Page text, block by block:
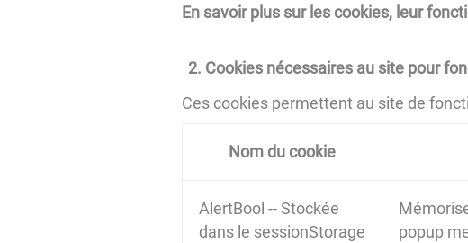
En savoir plus sur les cookies, leur
Cookies nécessaires au site pour
Ces cookies permettent au site de
Nom du cookie
AlertBool -- Stockée
dans le sessionStorage
popup